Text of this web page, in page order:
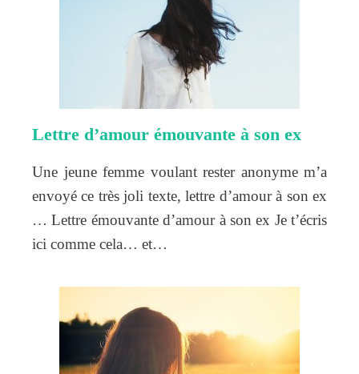
Lettre d’amour émouvante à son ex
Une jeune femme voulant rester anonyme m’a
envoyé ce très joli texte, lettre d’amour à son ex
… Lettre émouvante d’amour à son ex Je t’écris
ici comme cela… et…